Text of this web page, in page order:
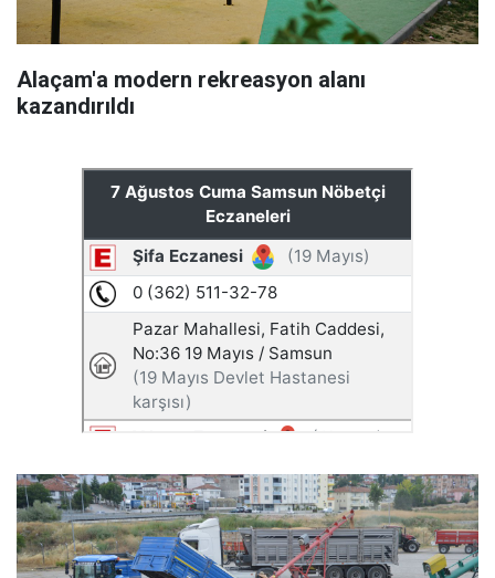
Alaçam'a modern rekreasyon alanı
kazandırıldı